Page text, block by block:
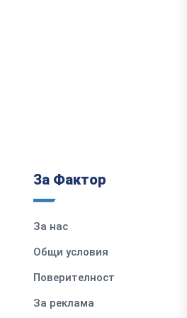
За Фактор
За нас
Общи условия
Поверителност
За реклама